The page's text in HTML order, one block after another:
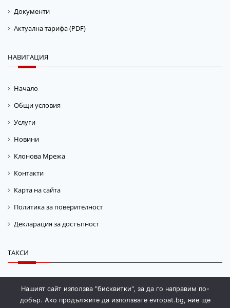
Документи
Актуална тарифа (PDF)
НАВИГАЦИЯ
Начало
Общи условия
Услуги
Новини
Клонова Мрежа
Контакти
Карта на сайта
Политика за поверителност
Декларация за достъпност
ТАКСИ
Такса „Гориво“
Такса „Магазинаж“
Нашият сайт използва "бисквитки", за да го направим по-
добър. Ако продължите да използвате evropat.bg, ние ще